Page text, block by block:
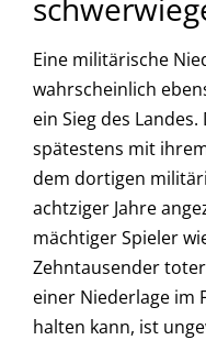
Eine militärische
wahrscheinlich
ein Sieg des
spätestens mit
dem dortigen
achtziger Jahre
mächtiger Spieler
Zehntausender
einer Niederlage im
halten kann, ist